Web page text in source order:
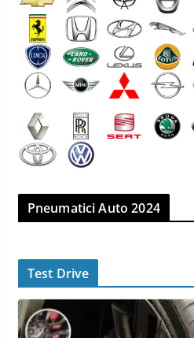
Pneumatici Auto 2024
Test Drive